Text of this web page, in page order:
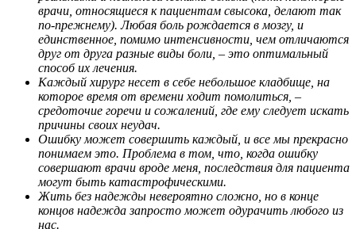
врачи, относящиеся к пациентам свысока, делают так
по-прежнему). Любая боль рождается в мозгу, и
единственное, помимо интенсивности, чем отличаются
друг от друга разные виды боли, – это оптимальный
способ их лечения.
Каждый хирург несет в себе небольшое кладбище, на
которое время от времени ходит помолиться, –
средоточие горечи и сожалений, где ему следует искать
причины своих неудач.
Ошибку может совершить каждый, и все мы прекрасно
понимаем это. Проблема в том, что, когда ошибку
совершают врачи вроде меня, последствия для пациента
могут быть катастрофическими.
Жить без надежды невероятно сложно, но в конце
концов надежда запросто может одурачить любого из
нас.